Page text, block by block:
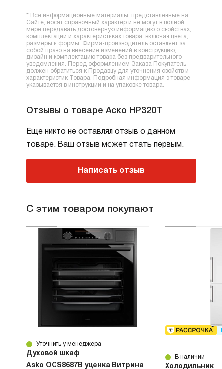
прачечной, экономия времени и сил.
Простота установки и эксплуатации без
необходимости колонной установки.
* Все информационные материалы, представленные на
Сайте, носят справочный характер и не могут в полной
мере передавать достоверную информацию о свойствах,
комплектации и характеристиках товара, включая цвета,
размеры и формы. Фирма-производитель оставляет за
собой право на внесение изменений в конструкцию,
дизайн и комплектацию товара без предварительного
уведомления. Перед оформлением Заказа Покупатель
должен обратиться к Продавцу для уточнения свойств и
характеристик Товара. Подробная информация о товаре
указывается в инструкции и на упаковке товара.
Отзывы о товаре Аско HP320T
Еще никто не оставлял отзыв о данном
товаре. Ваш отзыв может стать первым.
Написать отзыв
С этим товаром покупают
Уточнить у менеджера
Духовой шкаф
Asko OCS8687B уценка Витрина
В наличии
Холодильник